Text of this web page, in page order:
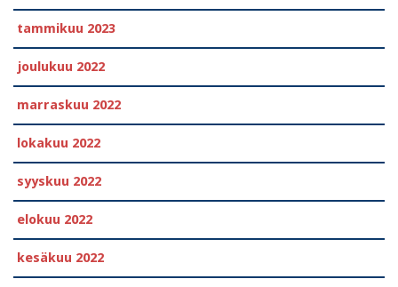
tammikuu 2023
joulukuu 2022
marraskuu 2022
lokakuu 2022
syyskuu 2022
elokuu 2022
kesäkuu 2022